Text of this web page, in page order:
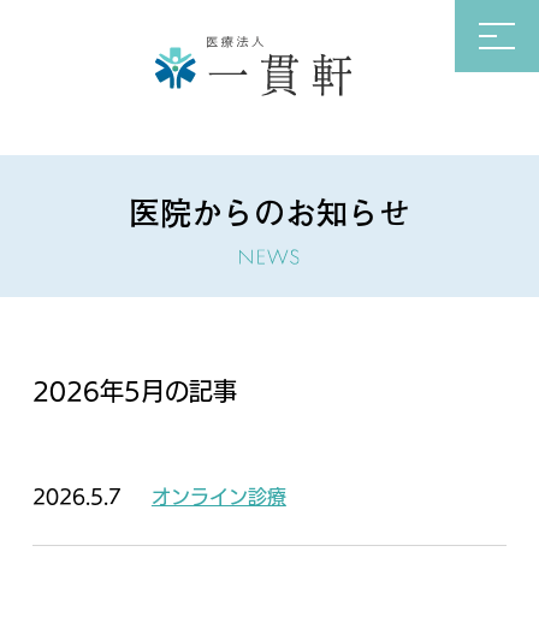
医院からのお知らせ
2026年5月の記事
2026.5.7 オンライン診療